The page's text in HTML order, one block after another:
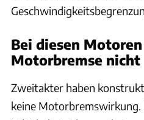
Bei diesen
Motorbremse nicht
Zweitakter haben
keine Motorbremswirkung.